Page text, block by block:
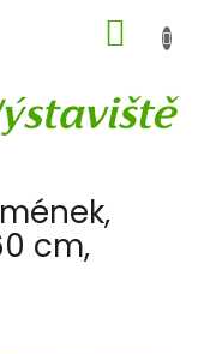
KOŠÍK
cm,